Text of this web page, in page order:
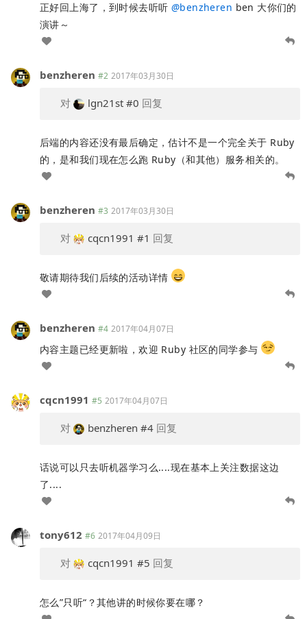
正好回上海了，到时候去听听 @benzheren ben 大你们的
演讲～
benzheren #2 2017年03月30日
对 lgn21st #0 回复
后端的内容还没有最后确定，估计不是一个完全关于 Ruby
的，是和我们现在怎么跑 Ruby（和其他）服务相关的。
benzheren #3 2017年03月30日
对 cqcn1991 #1 回复
敬请期待我们后续的活动详情
benzheren #4 2017年04月07日
内容主题已经更新啦，欢迎 Ruby 社区的同学参与
cqcn1991 #5 2017年04月07日
对 benzheren #4 回复
话说可以只去听机器学习么....现在基本上关注数据这边
了....
tony612 #6 2017年04月09日
对 cqcn1991 #5 回复
怎么”只听“？其他讲的时候你要在哪？